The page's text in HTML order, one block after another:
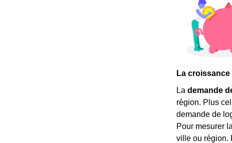
La
La demande
région. Plus
demande de
Pour mesurer
ville ou région.